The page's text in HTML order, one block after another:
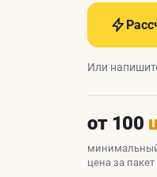
Или
от 100
цена за